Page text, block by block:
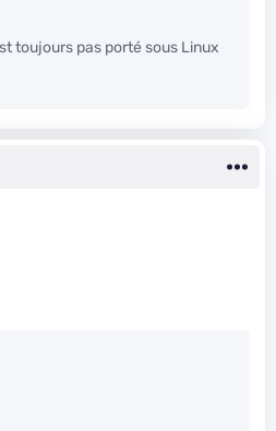
toujours pas porté sous Linux